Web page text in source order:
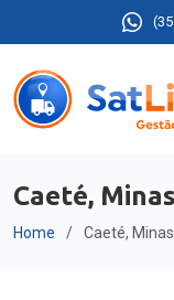
Caeté,
Home Caeté,